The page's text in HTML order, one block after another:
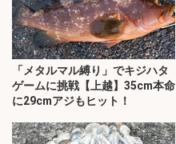
「メタルマル縛り」でキジハタ
ゲームに挑戦【上越】35cm本命
に29cmアジもヒット！